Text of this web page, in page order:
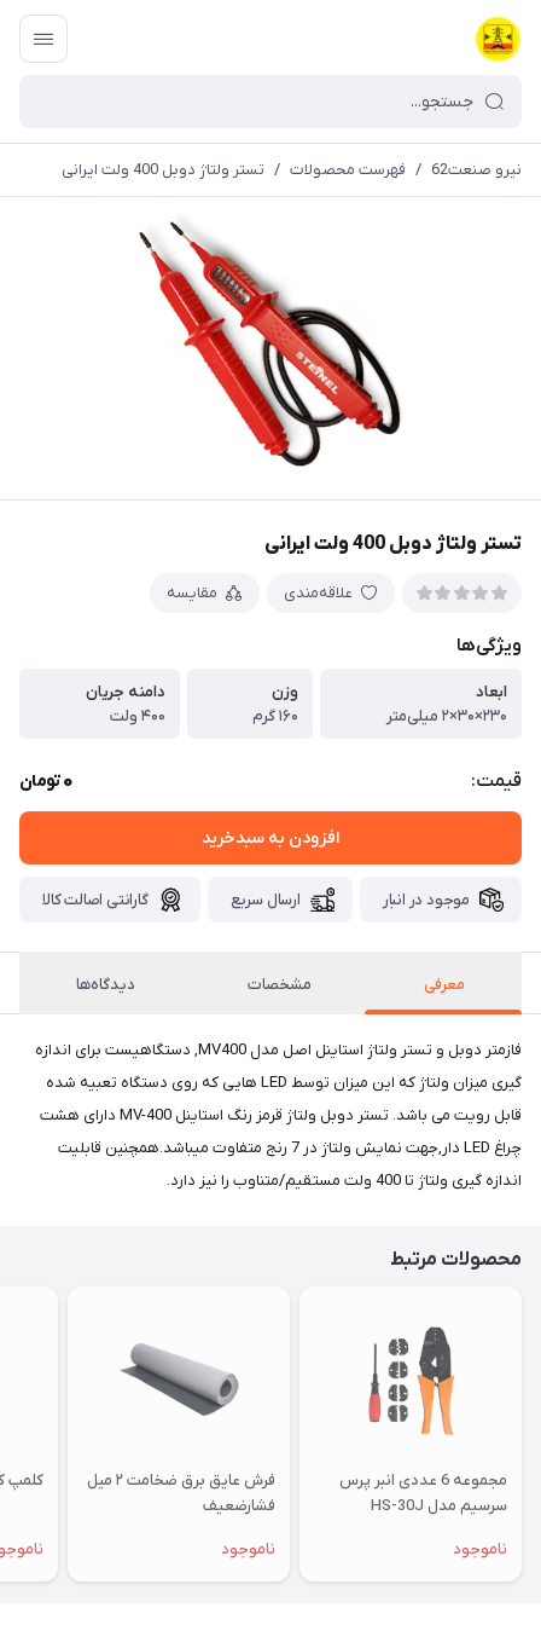
نیرو صنعت62 / فهرست محصولات / تستر ولتاژ دوبل 400 ولت ایرانی
تستر ولتاژ دوبل 400 ولت ایرانی
علاقه‌مندی مقایسه
ویژگی‌ها
ابعاد
۲۳۰×۳۰×۲ میلی‌متر
وزن
۱۶۰ گرم
دامنه جریان
۴۰۰ ولت
قیمت: 0تومان
افزودن به سبدخرید
موجود در انبار ارسال سریع گارانتی اصالت کالا
معرفی مشخصات دیدگاه‌ها
فازمتر دوبل و تستر ولتاژ استاینل اصل مدل MV400, دستگاهیست برای اندازه
گیری میزان ولتاژ که این میزان توسط LED هایی که روی دستگاه تعبیه شده
قابل رویت می باشد. تستر دوبل ولتاژ قرمز رنگ استاینل MV-400 دارای هشت
چراغ LED دار,جهت نمایش ولتاژ در 7 رنج متفاوت میباشد.همچنین قابلیت
اندازه گیری ولتاژ تا 400 ولت مستقیم/متناوب را نیز دارد.
محصولات مرتبط
مجموعه 6 عددی انبر پرس
سرسیم مدل HS-30J
ناموجود
فرش عایق برق ضخامت ۲ میل
فشارضعیف
ناموجود
کلمپ